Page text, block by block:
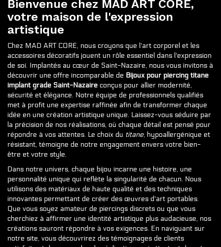
Bienvenue chez MAD ART CORE,
votre maison de l'expression
artistique
Chez MAD ART CORE, nous croyons que l'art corporel et les
accessoires décoratifs jouent un rôle essentiel dans l'expression
de soi. Implantés au cœur de Saint-Nazaire, nous vous invitons à
découvrir une offre incomparable de Bijoux pour piercing titane
implant grade Saint-Nazaire conçus pour allier modernité,
sécurité et élégance. Notre équipe de professionnels qualifiés
met à profit une expertise raffinée afin de transformer chaque
idée en une création artistique unique. Laissez-vous séduire par
la précision de nos réalisations, où chaque détail est pensé pour
répondre à vos attentes. Le choix du titane, hypoallergénique et
résistant, témoigne de notre engagement envers votre bien-
être et votre style.
Dans notre univers, chaque bijou incarne une histoire, une
personnalité unique qui reflète la singularité de chacun. Nous
utilisons des matériaux de haute qualité et des techniques
innovantes permettant de créer des œuvres d'art portables.
Que vous soyez amateur de piercings discrets ou que vous
cherchiez à affirmer une identité artistique plus audacieuse, nos
créations sauront répondre à vos exigences. En naviguant sur
notre site, vous découvrirez des témoignages de clients